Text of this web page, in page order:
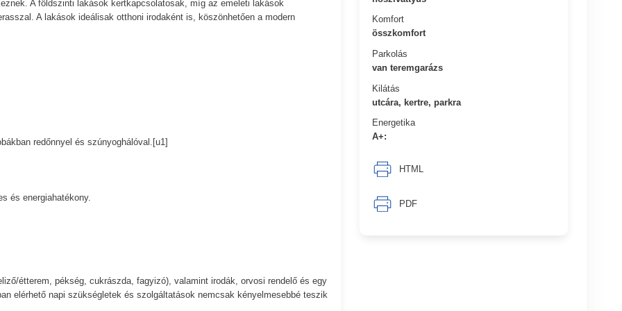
Komfort
összkomfort
Parkolás
van teremgarázs
Kilátás
utcára, kertre, parkra
Energetika
A+:
HTML
PDF
A földszinti lakások kertkapcsolatosak, míg az emeleti lakások
A lakások ideálisak otthoni irodaként is, köszönhetően a modern
redőnnyel és szúnyoghálóval.[u1]
és energiahatékony.
étterem, pékség, cukrászda, fagyizó), valamint irodák, orvosi rendelő és egy
elérhető napi szükségletek és szolgáltatások nemcsak kényelmesebbé teszik